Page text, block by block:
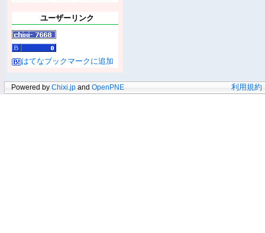
ユーザーリンク
はてなブックマークに追加
Powered by Chixi.jp and OpenPNE 利用規約